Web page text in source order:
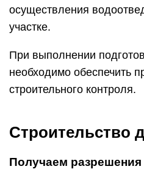
осуществления
участке.
При выполнении
необходимо обеспечить
строительного контроля.
Строительство
Получаем разрешения